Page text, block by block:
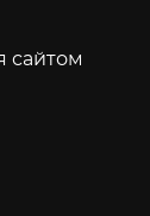
сайтом